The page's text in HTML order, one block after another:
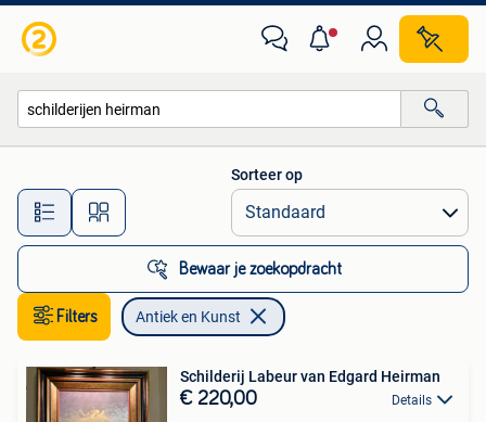
Alle afstanden…
Sorteer op
Bewaar je zoekopdracht
Filters Antiek en Kunst
Schilderij Labeur van Edgard Heirman
€ 220,00 Details